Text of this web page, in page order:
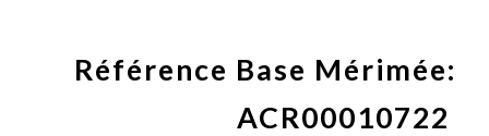
Référence Base Mérimée:
ACR00010722